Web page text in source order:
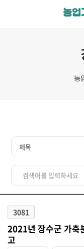
농업
농
3081
2021년 장수군 가축
고